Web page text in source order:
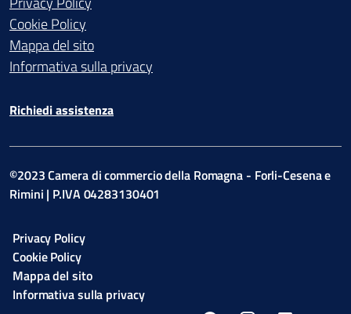
Cookie Policy
Mappa del sito
Informativa sulla privacy
Richiedi assistenza
©2023 Camera di commercio della Romagna - Forli-Cesena e
Rimini | P.IVA 04283130401
Privacy Policy
Cookie Policy
Mappa del sito
Informativa sulla privacy